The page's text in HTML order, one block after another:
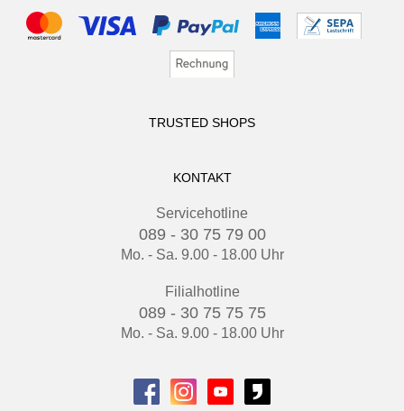
TRUSTED SHOPS
KONTAKT
Servicehotline
089 - 30 75 79 00
Mo. - Sa. 9.00 - 18.00 Uhr
Filialhotline
089 - 30 75 75 75
Mo. - Sa. 9.00 - 18.00 Uhr